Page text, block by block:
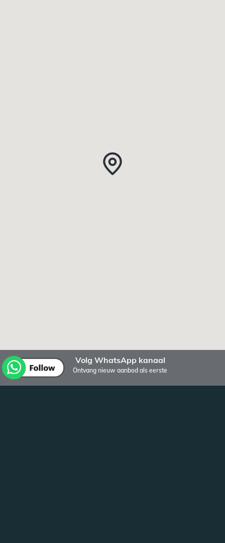
Volg WhatsApp kanaal
Ontvang nieuw aanbod als eerste